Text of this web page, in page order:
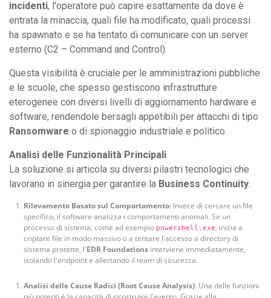
incidenti, l'operatore può capire esattamente da dove è
entrata la minaccia, quali file ha modificato, quali processi
ha spawnato e se ha tentato di comunicare con un server
esterno (C2 – Command and Control).
Questa visibilità è cruciale per le amministrazioni pubbliche
e le scuole, che spesso gestiscono infrastrutture
eterogenee con diversi livelli di aggiornamento hardware e
software, rendendole bersagli appetibili per attacchi di tipo
Ransomware o di spionaggio industriale e politico.
Analisi delle Funzionalità Principali
La soluzione si articola su diversi pilastri tecnologici che
lavorano in sinergia per garantire la Business Continuity.
Rilevamento Basato sul Comportamento: Invece di cercare un file
specifico, il software analizza i comportamenti anomali. Se un
processo di sistema, come ad esempio powershell.exe, inizia a
criptare file in modo massivo o a tentare l'accesso a directory di
sistema protette, l'EDR Foundations interviene immediatamente,
isolando l'endpoint e allertando il team di sicurezza.
Analisi delle Cause Radici (Root Cause Analysis): Una delle funzioni